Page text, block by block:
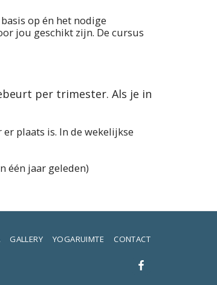
op én het nodige
jou geschikt zijn. De cursus
per trimester. Als je in
plaats is. In de wekelijkse
één jaar geleden)
GALLERY YOGARUIMTE CONTACT